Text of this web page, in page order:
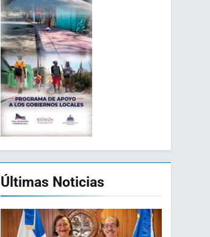
Últimas Noticias